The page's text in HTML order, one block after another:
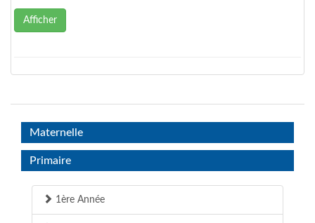
Afficher
Maternelle
Primaire
1ère Année